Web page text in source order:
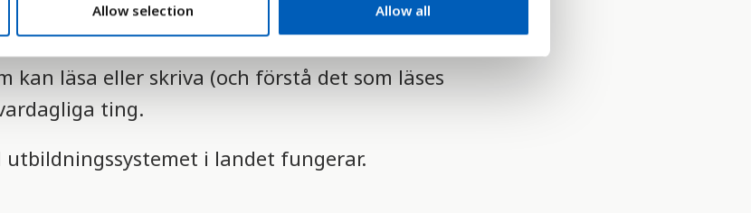
Allow selection Allow all
kan läsa eller skriva (och förstå det som läses
ting.
i landet fungerar.